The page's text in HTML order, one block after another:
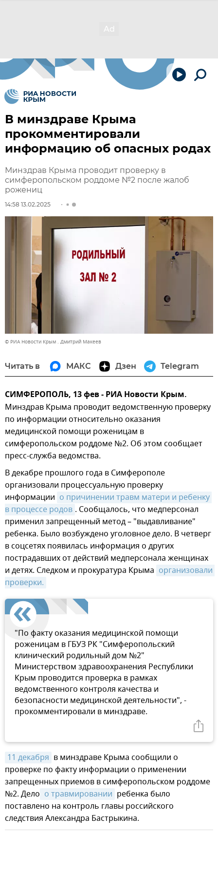
В минздраве Крыма
прокомментировали
информацию об опасных родах
Минздрав Крыма проводит проверку в
симферопольском роддоме №2 после жалоб
рожениц
14:58 13.02.2025
© РИА Новости Крым . Дмитрий Макеев
Читать в МАКС Дзен Telegram
СИМФЕРОПОЛЬ, 13 фев - РИА Новости Крым.
Минздрав Крыма проводит ведомственную проверку
по информации относительно оказания
медицинской помощи роженицам в
симферопольском роддоме №2. Об этом сообщает
пресс-служба ведомства.
В декабре прошлого года в Симферополе
организовали процессуальную проверку
информации о причинении травм матери и ребенку
в процессе родов . Сообщалось, что медперсонал
применил запрещенный метод – "выдавливание"
ребенка. Было возбуждено уголовное дело. В четверг
в соцсетях появилась информация о других
пострадавших от действий медперсонала женщинах
и детях. Следком и прокуратура Крыма организовали
проверки.
"По факту оказания медицинской помощи
роженицам в ГБУЗ РК "Симферопольский
клинический родильный дом №2"
Министерством здравоохранения Республики
Крым проводится проверка в рамках
ведомственного контроля качества и
безопасности медицинской деятельности", -
прокомментировали в минздраве.
11 декабря в минздраве Крыма сообщили о
проверке по факту информации о применении
запрещенных приемов в симферопольском роддоме
№2. Дело о травмировании ребенка было
поставлено на контроль главы российского
следствия Александра Бастрыкина.